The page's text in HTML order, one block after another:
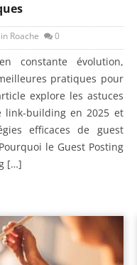
Roache 0
constante évolution,
pratiques pour
explore les astuces
link-building en 2025 et
efficaces de guest
le Guest Posting
[…]